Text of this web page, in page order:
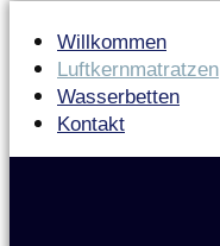
Willkommen
Luftkernmatratzen
Wasserbetten
Kontakt